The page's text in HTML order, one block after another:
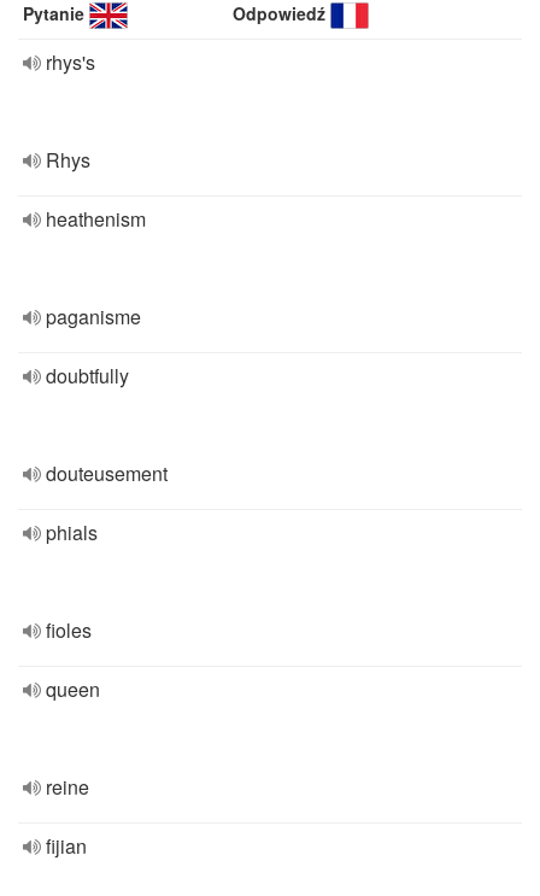
Pytanie Odpowiedź
rhys's
Rhys
heathenism
paganisme
doubtfully
douteusement
phials
fioles
queen
reine
fijian